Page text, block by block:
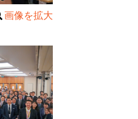
画像を拡大